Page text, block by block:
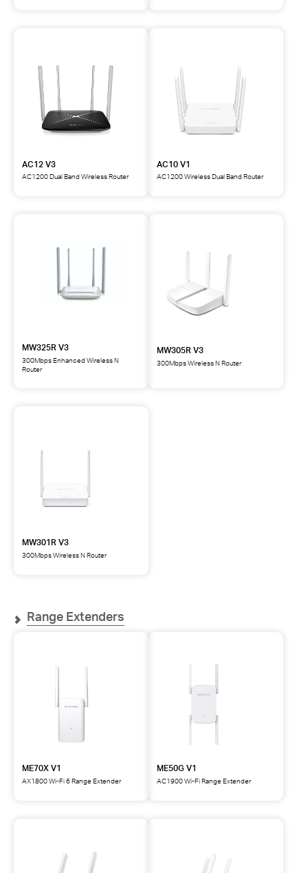
AC12 V3
AC1200 Dual Band Wireless Router
AC10 V1
AC1200 Wireless Dual Band Router
MW325R V3
300Mbps Enhanced Wireless N
Router
MW305R V3
300Mbps Wireless N Router
MW301R V3
300Mbps Wireless N Router
Range Extenders
ME70X V1
AX1800 Wi-Fi 6 Range Extender
ME50G V1
AC1900 Wi-Fi Range Extender